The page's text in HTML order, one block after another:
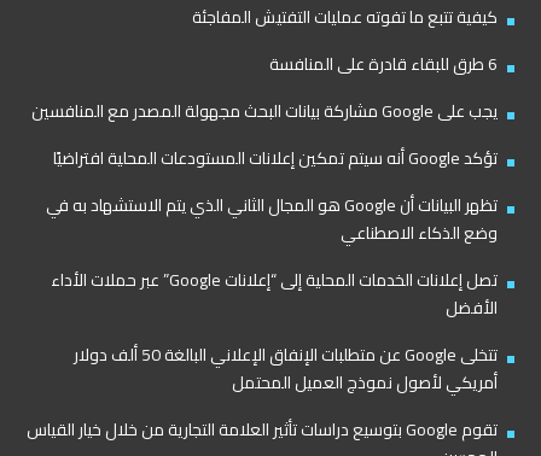
كيفية تتبع ما تفوته عمليات التفتيش المفاجئة
6 طرق للبقاء قادرة على المنافسة
يجب على Google مشاركة بيانات البحث مجهولة المصدر مع المنافسين
تؤكد Google أنه سيتم تمكين إعلانات المستودعات المحلية افتراضيًا
تظهر البيانات أن Google هو المجال الثاني الذي يتم الاستشهاد به في
وضع الذكاء الاصطناعي
تصل إعلانات الخدمات المحلية إلى “إعلانات Google” عبر حملات الأداء
الأفضل
تتخلى Google عن متطلبات الإنفاق الإعلاني البالغة 50 ألف دولار
أمريكي لأصول نموذج العميل المحتمل
تقوم Google بتوسيع دراسات تأثير العلامة التجارية من خلال خيار القياس